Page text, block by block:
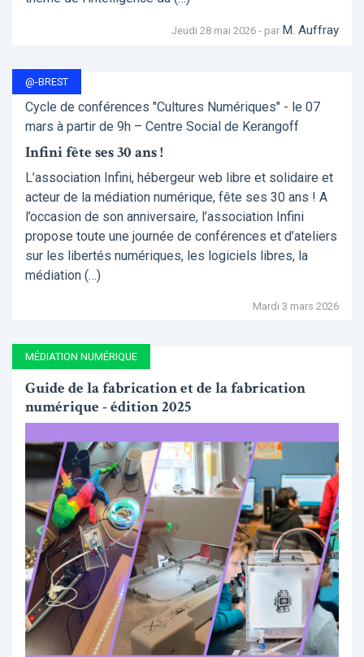
Jeudi 28 mai 2026 - par M. Auffray
@-BREST
Cycle de conférences "Cultures Numériques" - le 07
mars à partir de 9h – Centre Social de Kerangoff
Infini fête ses 30 ans !
L’association Infini, hébergeur web libre et solidaire et
acteur de la médiation numérique, fête ses 30 ans ! A
l’occasion de son anniversaire, l’association Infini
propose toute une journée de conférences et d’ateliers
sur les libertés numériques, les logiciels libres, la
médiation (…)
Mardi 3 mars 2026
MÉDIATION NUMÉRIQUE
Guide de la fabrication et de la fabrication
numérique - édition 2025